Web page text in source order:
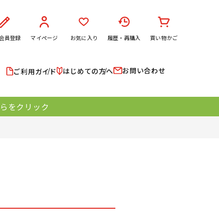
員登録 マイページ お気に入り 履歴・再購入 買い物かご
ご利用ガイド はじめての方へ お問い合わせ
をクリック